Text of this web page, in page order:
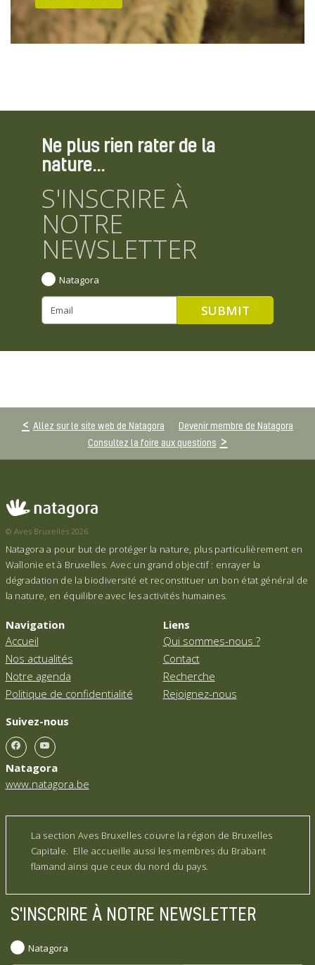
Ne plus rien rater de la
nature...
S'INSCRIRE À
NOTRE
NEWSLETTER
Natagora
Allez sur le site web de Natagora
Devenir membre de Natagora
Consultez la foire aux questions
© Aves Bruxelles 2026
Natagora a pour but de protéger la nature, plus particulièrement en
Wallonie et à Bruxelles. Avec un grand objectif : enrayer la
dégradation de la biodiversité et reconstituer un bon état général de
la nature, en équilibre avec les activités humaines.
Navigation
Accueil
Nos actualités
Notre agenda
Politique de confidentialité
Liens
Qui sommes-nous ?
Contact
Recherche
Rejoignez-nous
Suivez-nous
Natagora
www.natagora.be
La section Aves Bruxelles couvre la région de Bruxelles
Capitale. Elle accueille aussi les membres du Brabant
flamand ainsi que ceux du nord du pays.
S'INSCRIRE À NOTRE NEWSLETTER
Natagora